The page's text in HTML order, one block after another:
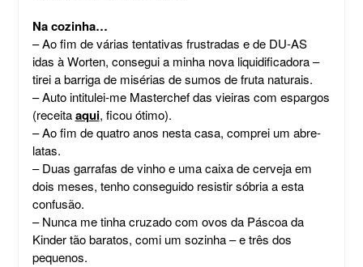
Na cozinha…
– Ao fim de várias tentativas frustradas e de DU-AS
idas à Worten, consegui a minha nova liquidificadora –
tirei a barriga de misérias de sumos de fruta naturais.
– Auto intitulei-me Masterchef das vieiras com espargos
(receitaaqui, ficou ótimo).
– Ao fim de quatro anos nesta casa, comprei um abre-
latas.
– Duas garrafas de vinho e uma caixa de cerveja em
dois meses, tenho conseguido resistir sóbria a esta
confusão.
– Nunca me tinha cruzado com ovos da Páscoa da
Kinder tão baratos, comi um sozinha – e três dos
pequenos.